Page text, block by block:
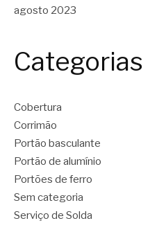
agosto 2023
Categorias
Cobertura
Corrimão
Portão basculante
Portão de alumínio
Portões de ferro
Sem categoria
Serviço de Solda